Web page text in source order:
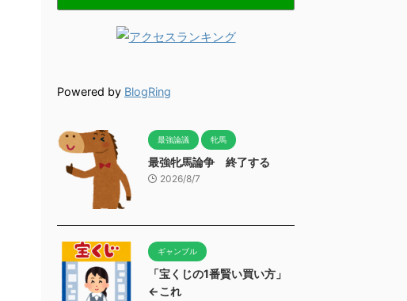
Powered by BlogRing
最強論議 牝馬
最強牝馬論争 終了する
2026/8/7
ギャンブル
「宝くじの1番賢い買い方」
←これ